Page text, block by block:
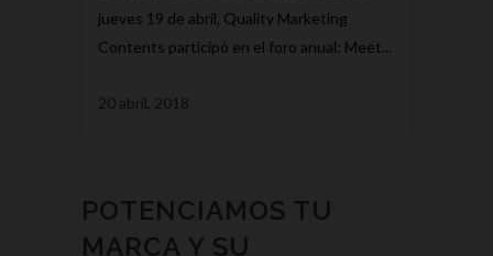
jueves 19 de abril, Quality Marketing
Contents participó en el foro anual: Meet...
20 abril, 2018
POTENCIAMOS TU
MARCA Y SU